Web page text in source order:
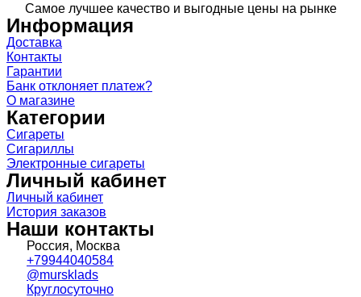
Самое лучшее качество и выгодные цены на рынке
Информация
Доставка
Контакты
Гарантии
Банк отклоняет платеж?
О магазине
Категории
Сигареты
Сигариллы
Электронные сигареты
Личный кабинет
Личный кабинет
История заказов
Наши контакты
Россия, Москва
+79944040584
@mursklads
Круглосуточно